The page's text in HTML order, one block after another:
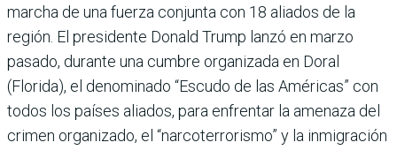
marcha de una fuerza conjunta con 18 aliados de la
región. El presidente Donald Trump lanzó en marzo
pasado, durante una cumbre organizada en Doral
(Florida), el denominado “Escudo de las Américas” con
todos los países aliados, para enfrentar la amenaza del
crimen organizado, el “narcoterrorismo” y la inmigración